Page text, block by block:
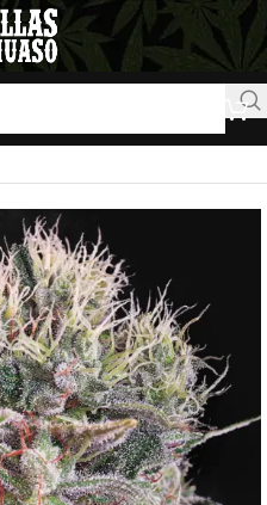
Paradise Seeds